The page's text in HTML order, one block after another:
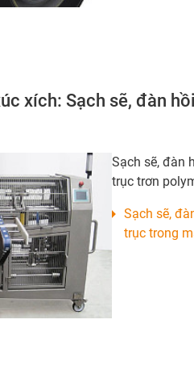
xích: Sạch sẽ, đàn
Sạch sẽ, đàn
trục trơn
Sạch sẽ,
trục trong